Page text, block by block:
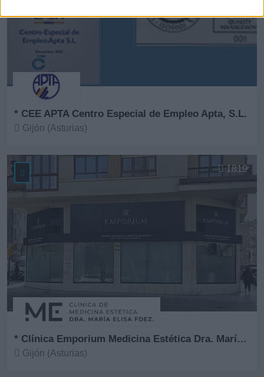
* CEE APTA Centro Especial de Empleo Apta, S.L.
Gijón (Asturias)
* Clínica Emporium Medicina Estética Dra. María Elisa Fernández
Gijón (Asturias)
1819